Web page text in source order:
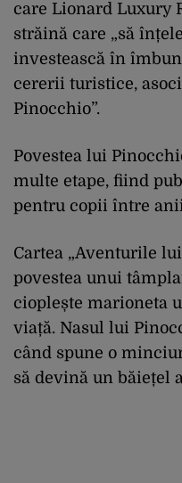
care Lionard Luxury
străină care „să
investească în
cererii turistice,
Pinocchio”.
Povestea lui
multe etape, fiind
pentru copii între anii
Cartea „Aventurile
povestea unui
cioplește marioneta
viață. Nasul lui
când spune o
să devină un băiețel